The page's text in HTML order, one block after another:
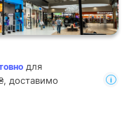
для
доставимо